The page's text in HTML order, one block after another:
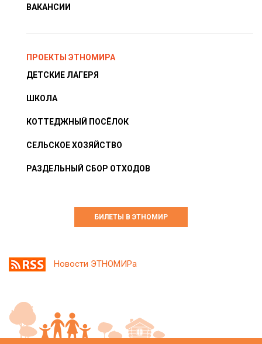
ВАКАНСИИ
ПРОЕКТЫ ЭТНОМИРА
ДЕТСКИЕ ЛАГЕРЯ
ШКОЛА
КОТТЕДЖНЫЙ ПОСЁЛОК
СЕЛЬСКОЕ ХОЗЯЙСТВО
РАЗДЕЛЬНЫЙ СБОР ОТХОДОВ
БИЛЕТЫ В ЭТНОМИР
Новости ЭТНОМИРа